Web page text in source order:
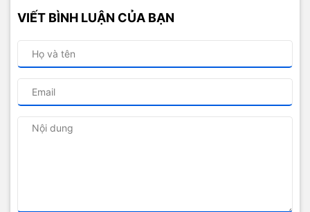
VIẾT BÌNH LUẬN CỦA BẠN